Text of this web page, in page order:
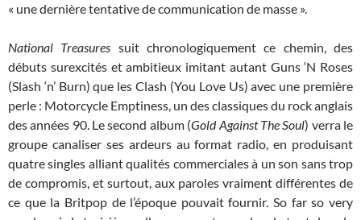
« une dernière tentative de communication de masse ».
National Treasures suit chronologiquement ce chemin, des
débuts surexcités et ambitieux imitant autant Guns ‘N Roses
(Slash ‘n’ Burn) que les Clash (You Love Us) avec une première
perle : Motorcycle Emptiness, un des classiques du rock anglais
des années 90. Le second album (Gold Against The Soul) verra le
groupe canaliser ses ardeurs au format radio, en produisant
quatre singles alliant qualités commerciales à un son sans trop
de compromis, et surtout, aux paroles vraiment différentes de
ce que la Britpop de l’époque pouvait fournir. So far so very